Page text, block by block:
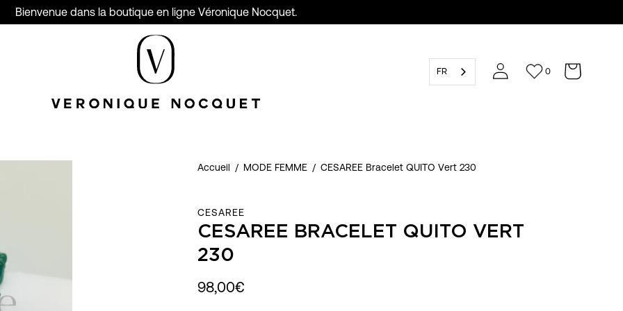
Bienvenue dans la boutique en ligne Véronique Nocquet.
FR 0
Accueil / MODE FEMME / CESAREE Bracelet QUITO Vert 230
CESAREE
CESAREE BRACELET QUITO VERT
230
98,00€